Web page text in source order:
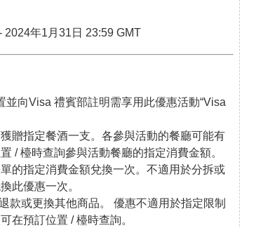
。
日至 17 日、9 月起（待定）。
一支。
日至12日、24日至25日、12月31日、2024年1月1日。
酒一支。
日至12日、24日至25日、12月31日、2024年1月1日。
。
日以及2024年農曆新年。
2024年1月31日 23:59 GMT
向Visa 禮賓部註明需享用此優惠活動“Visa
贈指定餐酒一支。各參與活動的餐廳可能有
/ 檯時查詢參與活動餐廳的指定消費金額。
的指定消費金額兌換一次。不適用於分拆或
此優惠一次。
款或更換其他商品。 優惠不適用於指定限制
在預訂位置 / 檯時查詢。